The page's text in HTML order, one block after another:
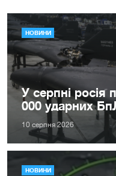
НОВИНИ
У серпні росія
000 ударних
10 серпня 2026
НОВИНИ